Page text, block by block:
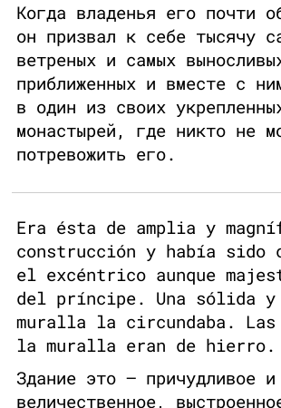
Когда владенья его почти
он призвал к себе тысячу
ветреных и самых
приближенных и вместе с
в один из своих
монастырей, где никто не
потревожить его.
Era ésta de amplia y
construcción y había sido
el excéntrico aunque
del príncipe. Una sólida
muralla la circundaba. Las
la muralla eran de hierro.
Здание это — причудливое и
величественное,